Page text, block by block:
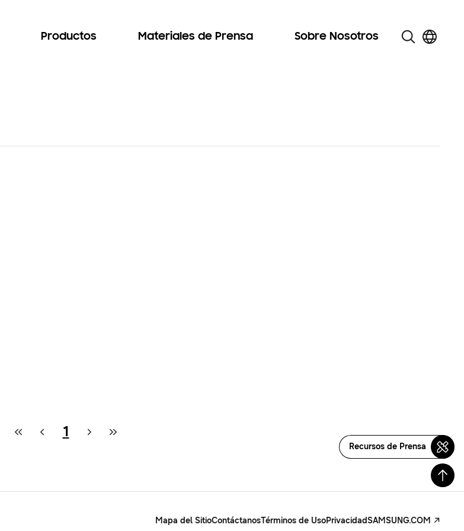
Productos Materiales de Prensa Sobre Nosotros
1
Recursos de Prensa
Mapa del SitioContáctanosTérminos de UsoPrivacidadSAMSUNG.COM